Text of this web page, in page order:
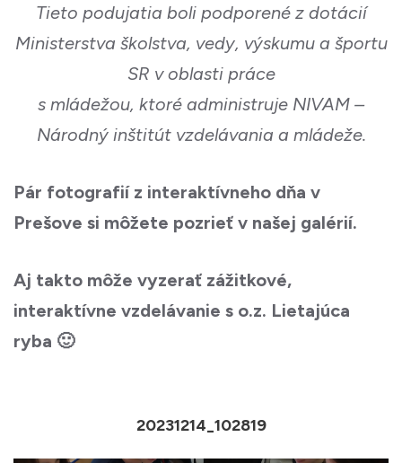
Tieto podujatia boli podporené z dotácií
Ministerstva školstva, vedy, výskumu a športu
SR v oblasti práce
s mládežou, ktoré administruje NIVAM –
Národný inštitút vzdelávania a mládeže.
Pár fotografií z interaktívneho dňa v
Prešove si môžete pozrieť v našej galérií.
Aj takto môže vyzerať zážitkové,
interaktívne vzdelávanie s o.z. Lietajúca
ryba 🙂
20231214_102819